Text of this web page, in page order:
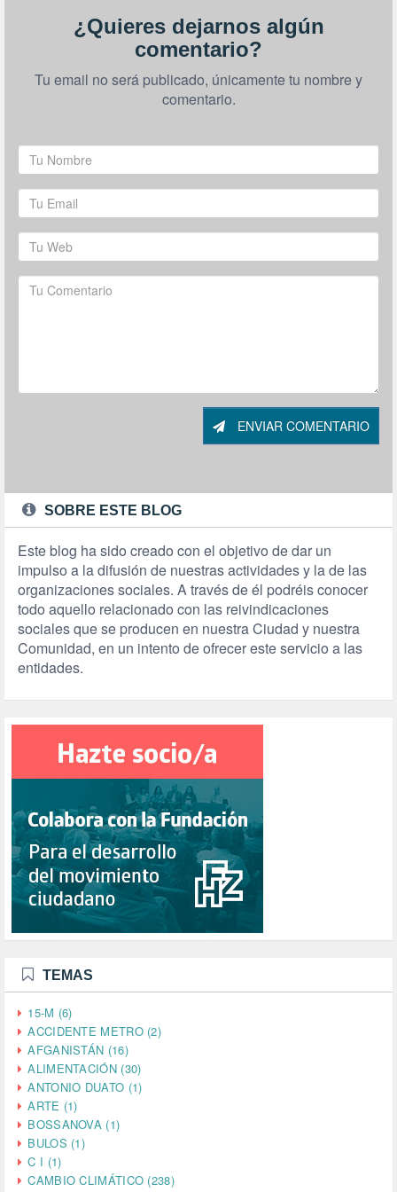
¿Quieres dejarnos algún
comentario?
Tu email no será publicado, únicamente tu nombre y
comentario.
ENVIAR COMENTARIO
SOBRE ESTE BLOG
Este blog ha sido creado con el objetivo de dar un
impulso a la difusión de nuestras actividades y la de las
organizaciones sociales. A través de él podréis conocer
todo aquello relacionado con las reivindicaciones
sociales que se producen en nuestra Ciudad y nuestra
Comunidad, en un intento de ofrecer este servicio a las
entidades.
TEMAS
15-M (6)
ACCIDENTE METRO (2)
AFGANISTÁN (16)
ALIMENTACIÓN (30)
ANTONIO DUATO (1)
ARTE (1)
BOSSANOVA (1)
BULOS (1)
C I (1)
CAMBIO CLIMÁTICO (238)